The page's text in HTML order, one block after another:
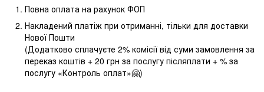
Повна оплата на рахунок ФОП
Накладений платіж при отриманні, тільки для доставки
Нової Пошти
(Додатково сплачуєте 2% комісії від суми замовлення за
переказ коштів + 20 грн за послугу післяплати + % за
послугу «Контроль оплат»🤗)